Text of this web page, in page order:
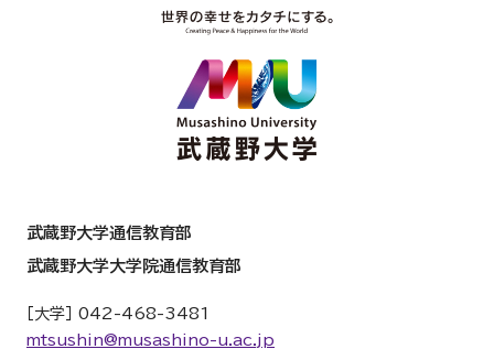
武蔵野大学通信教育部
武蔵野大学大学院通信教育部
［大学］ 042-468-3481
mtsushin@musashino-u.ac.jp